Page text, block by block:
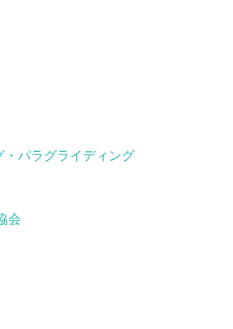
パラグライディング
会